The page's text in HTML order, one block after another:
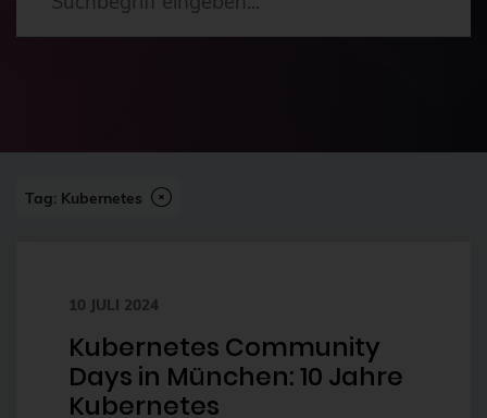
2FA
Abonnement
Alpin
Alternativen
Amazon FSx
Tag: Kubernetes
10 JULI 2024
Kubernetes Community
Days in München: 10 Jahre
Kubernetes